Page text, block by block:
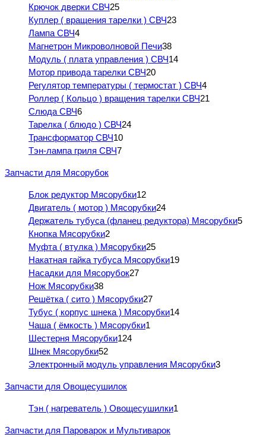
Крючок дверки СВЧ25
Куплер ( вращения тарелки ) СВЧ23
Лампа СВЧ4
Магнетрон Микроволновой Печи38
Модуль ( плата управления ) СВЧ14
Мотор привода тарелки СВЧ20
Регулятор температуры ( термостат ) СВЧ4
Роллер ( Кольцо ) вращения тарелки СВЧ21
Слюда СВЧ6
Тарелка ( блюдо ) СВЧ24
Трансформатор СВЧ10
Тэн-лампа гриля СВЧ7
Запчасти для Мясорубок
Блок редуктор Мясорубки12
Двигатель ( мотор ) Мясорубки24
Держатель тубуса (фланец редуктора) Мясорубки5
Кнопка Мясорубки2
Муфта ( втулка ) Мясорубки25
Накатная гайка тубуса Мясорубки19
Насадки для Мясорубок27
Нож Мясорубки38
Решётка ( сито ) Мясорубки27
Тубус ( корпус шнека ) Мясорубки14
Чаша ( ёмкость ) Мясорубки1
Шестерня Мясорубки124
Шнек Мясорубки52
Электронный модуль управления Мясорубки3
Запчасти для Овощесушилок
Тэн ( нагреватель ) Овощесушилки1
Запчасти для Пароварок и Мультиварок